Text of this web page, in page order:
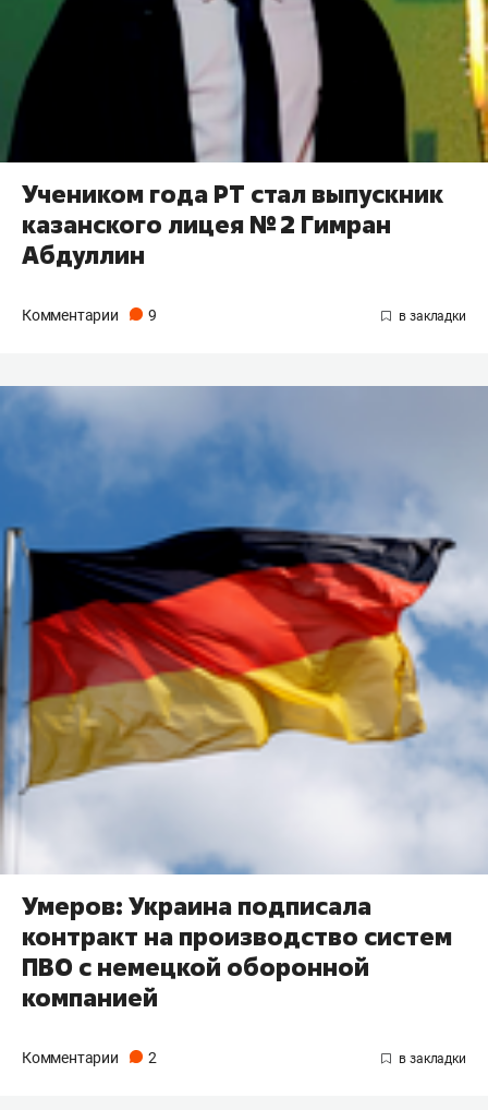
Учеником года РТ стал выпускник
казанского лицея № 2 Гимран
Абдуллин
Комментарии 9
Умеров: Украина подписала
контракт на производство систем
ПВО с немецкой оборонной
компанией
Комментарии 2